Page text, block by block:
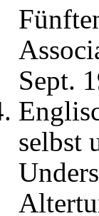
Sept.
selbst